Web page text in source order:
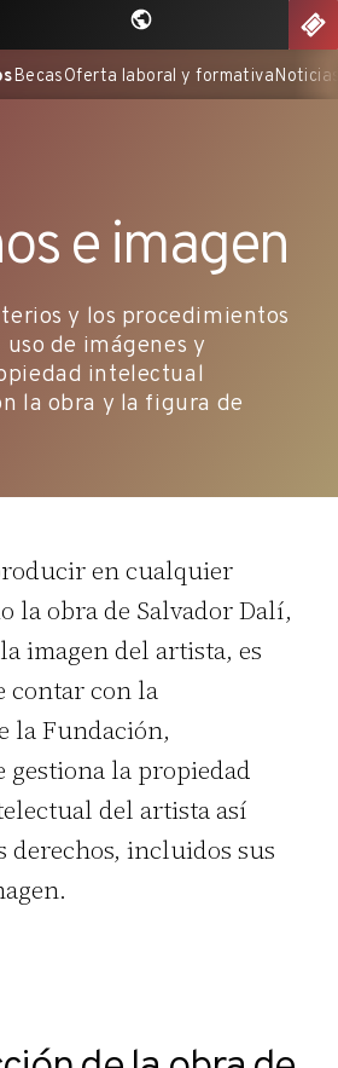
Becas Oferta laboral y formativa
e imagen
y los procedimientos
de imágenes y
intelectual
la obra y la figura de
en cualquier
la obra de Salvador Dalí,
imagen del artista, es
contar con la
la Fundación,
la propiedad
del artista así
derechos, incluidos sus